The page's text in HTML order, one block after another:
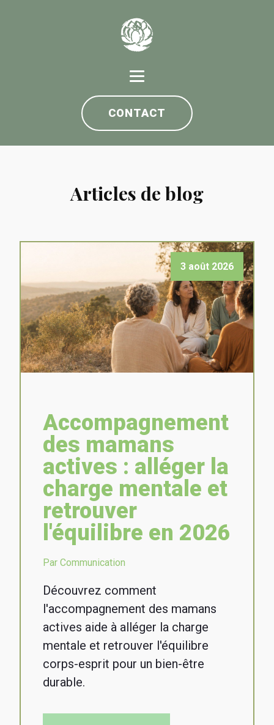
CONTACT
Articles de blog
3 août 2026
Accompagnement
des mamans
actives : alléger la
charge mentale et
retrouver
l'équilibre en 2026
Par Communication
Découvrez comment
l'accompagnement des mamans
actives aide à alléger la charge
mentale et retrouver l'équilibre
corps-esprit pour un bien-être
durable.